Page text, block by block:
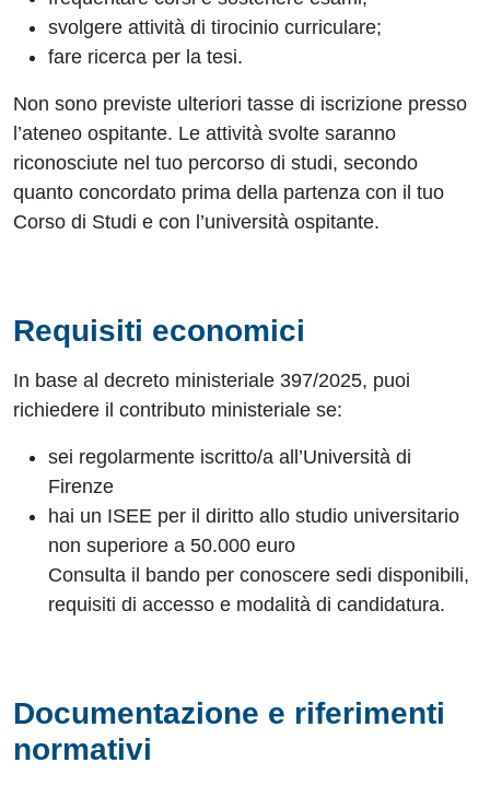
svolgere attività di tirocinio curriculare;
fare ricerca per la tesi.
Non sono previste ulteriori tasse di iscrizione presso
l’ateneo ospitante. Le attività svolte saranno
riconosciute nel tuo percorso di studi, secondo
quanto concordato prima della partenza con il tuo
Corso di Studi e con l’università ospitante.
Requisiti economici
In base al decreto ministeriale 397/2025, puoi
richiedere il contributo ministeriale se:
sei regolarmente iscritto/a all’Università di
Firenze
hai un ISEE per il diritto allo studio universitario
non superiore a 50.000 euro
Consulta il bando per conoscere sedi disponibili,
requisiti di accesso e modalità di candidatura.
Documentazione e riferimenti
normativi